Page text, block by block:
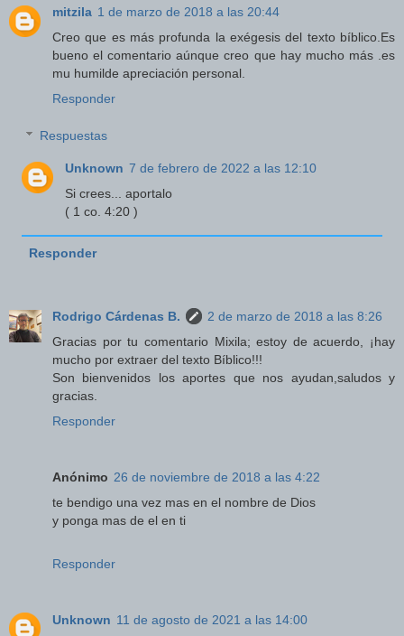
mitzila 1 de marzo de 2018 a las 20:44
Creo que es más profunda la exégesis del texto bíblico.Es
bueno el comentario aúnque creo que hay mucho más .es
mu humilde apreciación personal.
Responder
Respuestas
Unknown 7 de febrero de 2022 a las 12:10
Si crees... aportalo
( 1 co. 4:20 )
Responder
Rodrigo Cárdenas B.
2 de marzo de 2018 a las 8:26
Gracias por tu comentario Mixila; estoy de acuerdo, ¡hay
mucho por extraer del texto Bíblico!!!
Son bienvenidos los aportes que nos ayudan,saludos y
gracias.
Responder
Anónimo 26 de noviembre de 2018 a las 4:22
te bendigo una vez mas en el nombre de Dios
y ponga mas de el en ti
Responder
Unknown 11 de agosto de 2021 a las 14:00